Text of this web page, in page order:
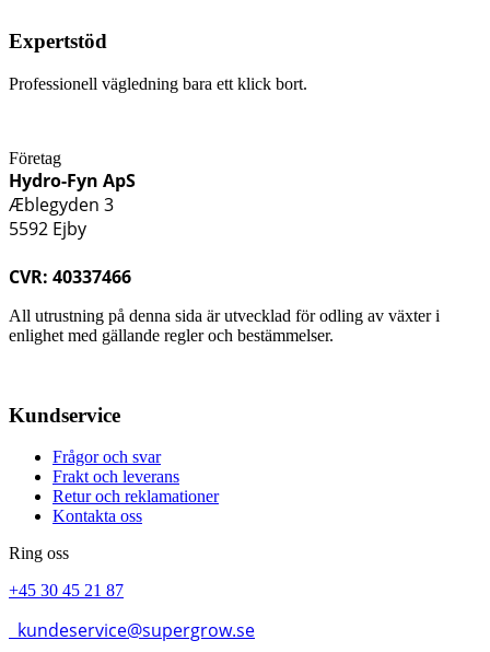
Expertstöd
Professionell vägledning bara ett klick bort.
Företag
Hydro-Fyn ApS
Æblegyden 3
5592 Ejby
CVR: 40337466
All utrustning på denna sida är utvecklad för odling av växter i
enlighet med gällande regler och bestämmelser.
Kundservice
Frågor och svar
Frakt och leverans
Retur och reklamationer
Kontakta oss
Ring oss
+45 30 45 21 87
kundeservice@supergrow.se